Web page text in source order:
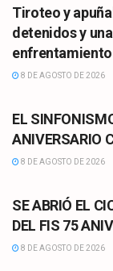
Tiroteo y
detenidos y
enfrentamiento
8 DE AGOSTO DE 2026
EL
ANIVERSARIO
8 DE AGOSTO DE 2026
SE ABRIÓ EL
DEL FIS 75
8 DE AGOSTO DE 2026